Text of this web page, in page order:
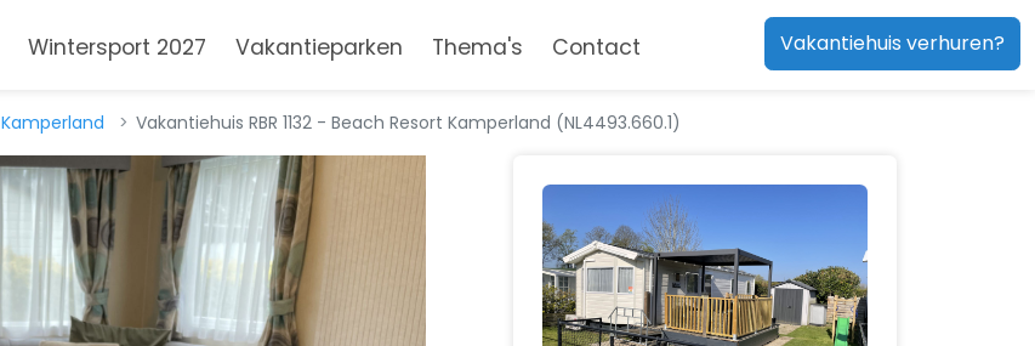
Wintersport 2027 Vakantieparken Thema's Contact Vakantiehuis verhuren?
Kamperland Vakantiehuis RBR 1132 - Beach Resort Kamperland (NL4493.660.1)